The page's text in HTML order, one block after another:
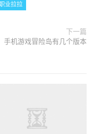
业拉拉
下一篇
手机游戏冒险岛有几个版本